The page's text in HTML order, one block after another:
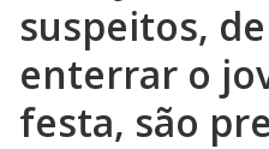
suspeitos,
enterrar o
festa, são